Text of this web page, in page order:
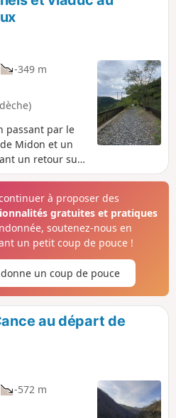
GPS est
-349 m
passant par le
Midon et un
un retour sur
le Viaduc
pas oublier une
la traversée
à proposer des
gratuites et pratiques
soutenez-nous en
un petit coup de pouce !
donne un coup de pouce
au départ de
-572 m